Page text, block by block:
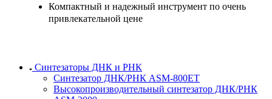
Компактный и надежный инструмент по очень
привлекательной цене
Синтезаторы ДНК и РНК
Синтезатор ДНК/РНК ASM-­800ET
Высокопроизводительный синтезатор ДНК/РНК